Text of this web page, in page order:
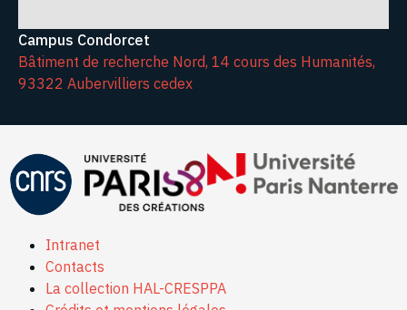
Campus Condorcet
Bâtiment de recherche Nord, 14 cours des Humanités,
93322 Aubervilliers cedex
Intranet
Contacts
La collection HAL-CRESPPA